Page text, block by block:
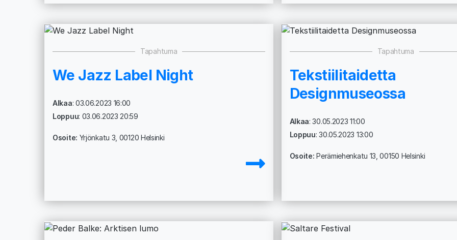
Tapahtuma
We Jazz Label Night
Alkaa: 03.06.2023 16:00
Loppuu: 03.06.2023 20:59
Osoite: Yrjönkatu 3, 00120 Helsinki
Tapahtuma
Tekstiilitaidetta
Designmuseossa
Alkaa: 30.05.2023 11:00
Loppuu: 30.05.2023 13:00
Osoite:Perämiehenkatu 13, 00150 Helsinki